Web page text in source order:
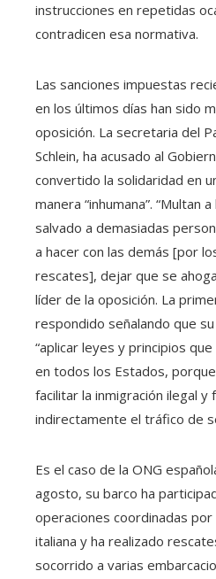
instrucciones en repetidas
contradicen esa normativa.
Las sanciones impuestas
en los últimos días han sido
oposición. La secretaria del
Schlein, ha acusado al
convertido la solidaridad en
manera “inhumana”. “Multan
salvado a demasiadas
a hacer con las demás [por
rescates], dejar que se
líder de la oposición. La
respondido señalando que
“aplicar leyes y principios
en todos los Estados,
facilitar la inmigración ilegal
indirectamente el tráfico de
Es el caso de la ONG
agosto, su barco ha
operaciones coordinadas por
italiana y ha realizado
socorrido a varias